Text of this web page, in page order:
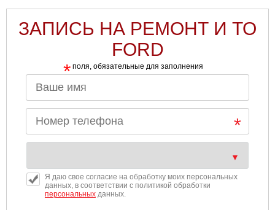
ЗАПИСЬ НА РЕМОНТ И ТО
FORD
* поля, обязательные для заполнения
Я даю свое согласие на обработку моих персональных
данных, в соответствии с политикой обработки
персональныхданных.